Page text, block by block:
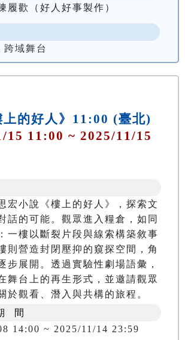
履歡（好人好事製作）
跨域舞台
的好人》11:00 (臺北)
15 11:00 ~ 2025/11/15
宏小說《樓上的好人》，探索文
話的可能。觀眾進入糧倉，如同
一樓以斷裂片段與線索構築敘事
則營造封閉壓抑的窺探空間，角
步展開。透過實驗性劇場語彙，
舞台上的再生形式，並邀請觀眾
間
14:00 ~ 2025/11/14 23:59